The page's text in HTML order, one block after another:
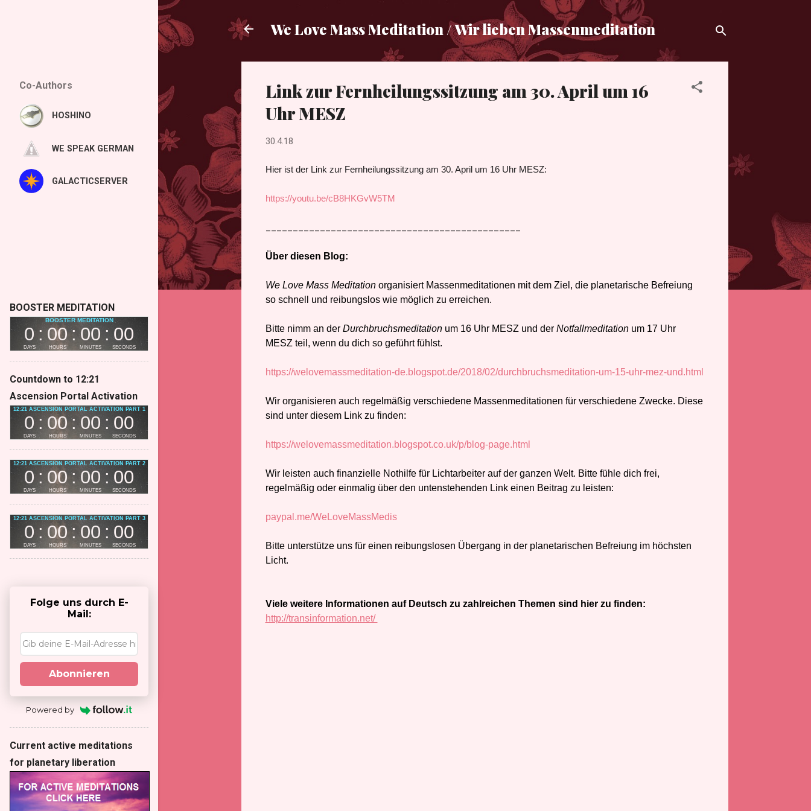
We Love Mass Meditation / Wir lieben Massenmeditation
Link zur Fernheilungssitzung am 30. April um 16
Uhr MESZ
30.4.18
Hier ist der Link zur Fernheilungssitzung am 30. April um 16 Uhr MESZ:
https://youtu.be/cB8HKGvW5TM
Über diesen Blog:
We Love Mass Meditationorganisiert Massenmeditationen mit dem Ziel, die planetarische Befreiung
so schnell und reibungslos wie möglich zu erreichen.
Bitte nimm an der Durchbruchsmeditationum 16 Uhr MESZ und der Notfallmeditationum 17 Uhr
MESZ teil, wenn du dich so geführt fühlst.
https://welovemassmeditation-de.blogspot.de/2018/02/durchbruchsmeditation-um-15-uhr-mez-und.html
Wir organisieren auch regelmäßig verschiedene Massenmeditationen für verschiedene Zwecke. Diese
sind unter diesem Link zu finden:
https://welovemassmeditation.blogspot.co.uk/p/blog-page.html
Wir leisten auch finanzielle Nothilfe für Lichtarbeiter auf der ganzen Welt. Bitte fühle dich frei,
regelmäßig oder einmalig über den untenstehenden Link einen Beitrag zu leisten:
paypal.me/WeLoveMassMedis
Bitte unterstütze uns für einen reibungslosen Übergang in der planetarischen Befreiung im höchsten
Licht.
Viele weitere Informationen auf Deutsch zu zahlreichen Themen sind hier zu finden:
http://transinformation.net/
Co-Authors
HOSHINO
WE SPEAK GERMAN
GALACTICSERVER
BOOSTER MEDITATION
Countdown to 12:21
Ascension Portal Activation
Folge uns durch E-
Mail:
Abonnieren
Powered by
Current active meditations
for planetary liberation